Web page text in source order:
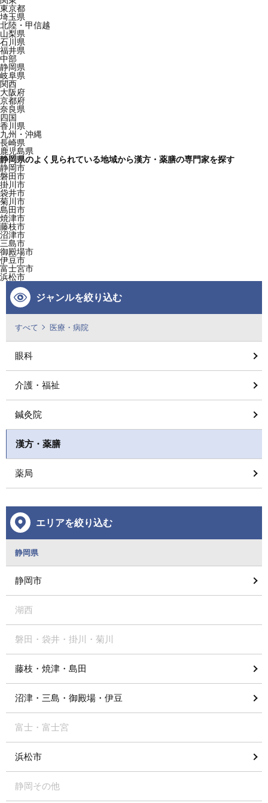
東京都
埼玉県
北陸・甲信越
山梨県
石川県
福井県
中部
静岡県
岐阜県
関西
大阪府
京都府
奈良県
四国
香川県
九州・沖縄
長崎県
鹿児島県
静岡県のよく見られている地域から漢方・薬膳の専門家を探す
静岡市
磐田市
掛川市
袋井市
菊川市
島田市
焼津市
藤枝市
沼津市
三島市
御殿場市
伊豆市
富士宮市
浜松市
ジャンルを絞り込む
すべて 医療・病院
眼科
介護・福祉
鍼灸院
漢方・薬膳
薬局
エリアを絞り込む
静岡県
静岡市
湖西
磐田・袋井・掛川・菊川
藤枝・焼津・島田
沼津・三島・御殿場・伊豆
富士・富士宮
浜松市
静岡その他